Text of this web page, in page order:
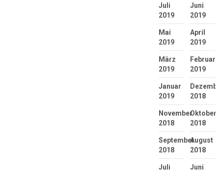
Juli
2019
Juni
2019
Mai
2019
April
2019
März
2019
Februar
2019
Januar
2019
2018
November
2018
Oktober
2018
September
2018
August
2018
Juli
Juni